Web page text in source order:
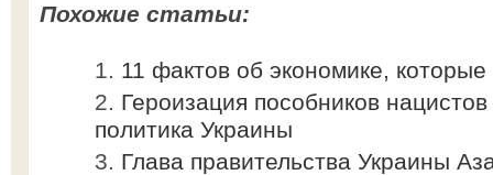
Похожие статьи:
11 фактов об экономике,
Героизация пособников
политика Украины
Глава правительства Украины